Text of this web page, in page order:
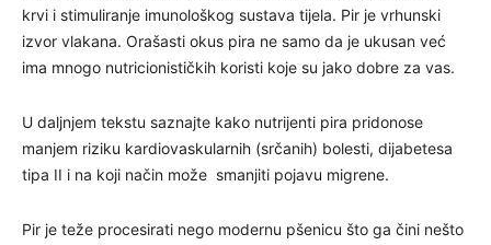
krvi i stimuliranje imunološkog sustava tijela. Pir je vrhunski
izvor vlakana. Orašasti okus pira ne samo da je ukusan već
ima mnogo nutricionističkih koristi koje su jako dobre za vas.
U daljnjem tekstu saznajte kako nutrijenti pira pridonose
manjem riziku kardiovaskularnih (srčanih) bolesti, dijabetesa
tipa II i na koji način može smanjiti pojavu migrene.
Pir je teže procesirati nego modernu pšenicu što ga čini nešto